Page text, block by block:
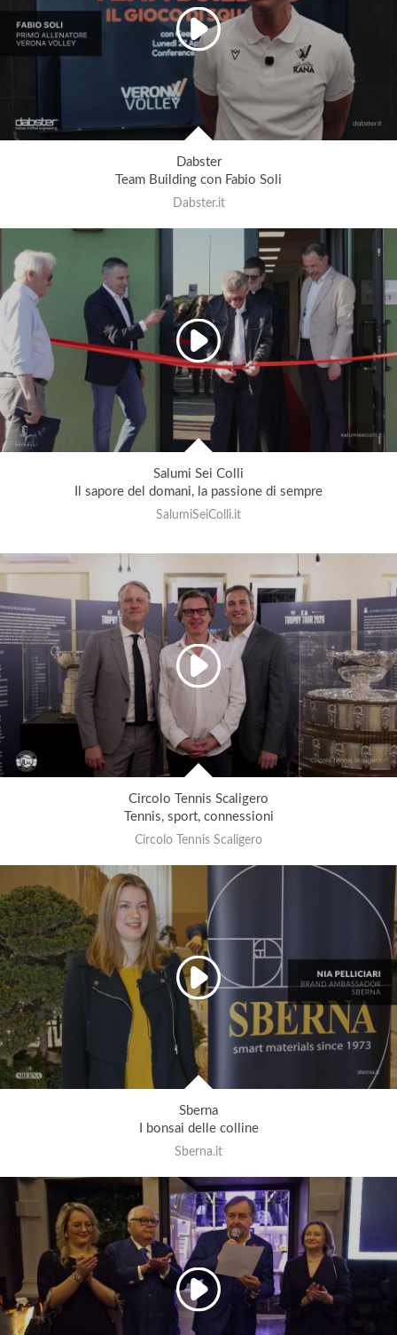
Dabster
Team Building con Fabio Soli
Dabster.it
Salumi Sei Colli
Il sapore del domani, la passione di sempre
SalumiSeiColli.it
Circolo Tennis Scaligero
Tennis, sport, connessioni
Circolo Tennis Scaligero
Sberna
I bonsai delle colline
Sberna.it